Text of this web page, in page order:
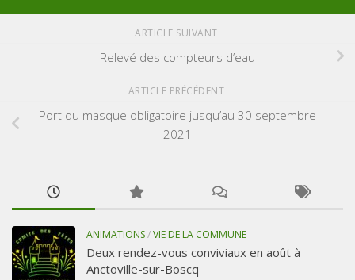
ARTICLE SUIVANT
Relevé des compteurs d’eau
ARTICLE PRÉCÉDENT
Port du masque obligatoire jusqu’au 30 septembre
2021
ANIMATIONS/VIE DE LA COMMUNE
Deux rendez-vous conviviaux en août à
Anctoville-sur-Boscq